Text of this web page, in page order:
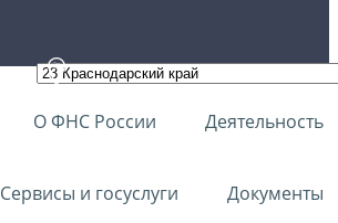
О ФНС России Деятельность
Сервисы и госуслуги Документы